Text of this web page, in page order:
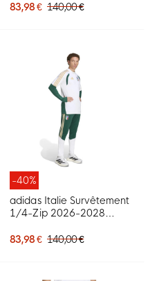
83,98 € 140,00 €
-40%
adidas Italie Survêtement
1/4-Zip 2026-2028
83,98 € 140,00 €